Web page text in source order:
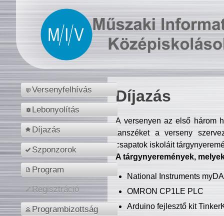
Versenyfelhívás
Lebonyolítás
Díjazás
Szponzorok
Program
Regisztráció
Programbizottság
Díjazás
A versenyen az első három
tanszéket a verseny
csapatok iskoláit
A tárgynyeremények,
National Instruments
OMRON CP1LE PLC
Arduino fejlesztő kit